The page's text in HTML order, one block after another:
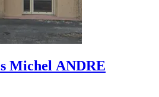
Michel ANDRE